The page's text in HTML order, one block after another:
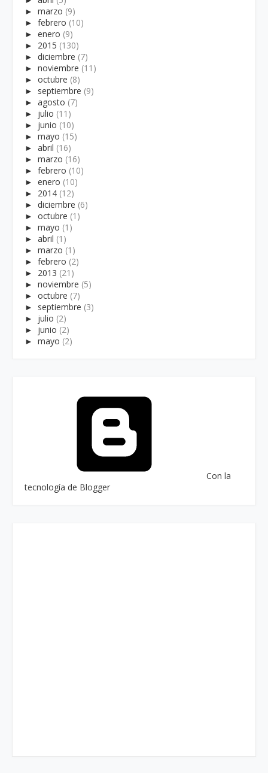
► marzo (9)
► febrero (10)
► enero (9)
► 2015 (130)
► diciembre (7)
► noviembre (11)
► octubre (8)
► septiembre (9)
► agosto (7)
► julio (11)
► junio (10)
► mayo (15)
► abril (16)
► marzo (16)
► febrero (10)
► enero (10)
► 2014 (12)
► diciembre (6)
► octubre (1)
► mayo (1)
► abril (1)
► marzo (1)
► febrero (2)
► 2013 (21)
► noviembre (5)
► octubre (7)
► septiembre (3)
► julio (2)
► junio (2)
► mayo (2)
Con la
tecnología de Blogger